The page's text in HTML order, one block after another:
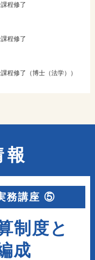
程修了
程修了
程修了（博士（法学））
報
務講座 ⑤
制度と
成